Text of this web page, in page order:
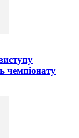
чемпіонату